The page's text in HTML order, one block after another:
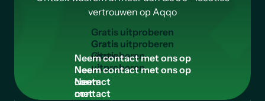
vertrouwen op Aqqo
Gratisuitproberen
Gratis
uitproberen
Neemcontactmetonsop
Neem
contact
met